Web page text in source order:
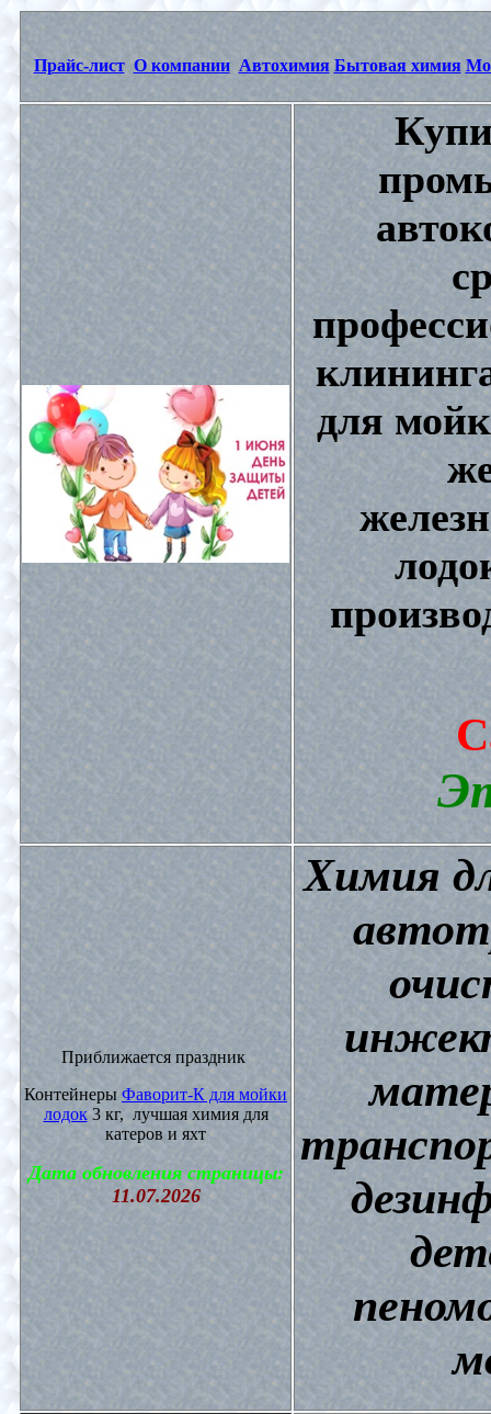
Прайс-лист О компании Автохимия Бытовая химия
для
Приближается праздник
Контейнеры Фаворит-К для мойки
лодок3 кг, лучшая химия для
катеров и яхт
Дата обновления страницы:
11.07.2026
Химия